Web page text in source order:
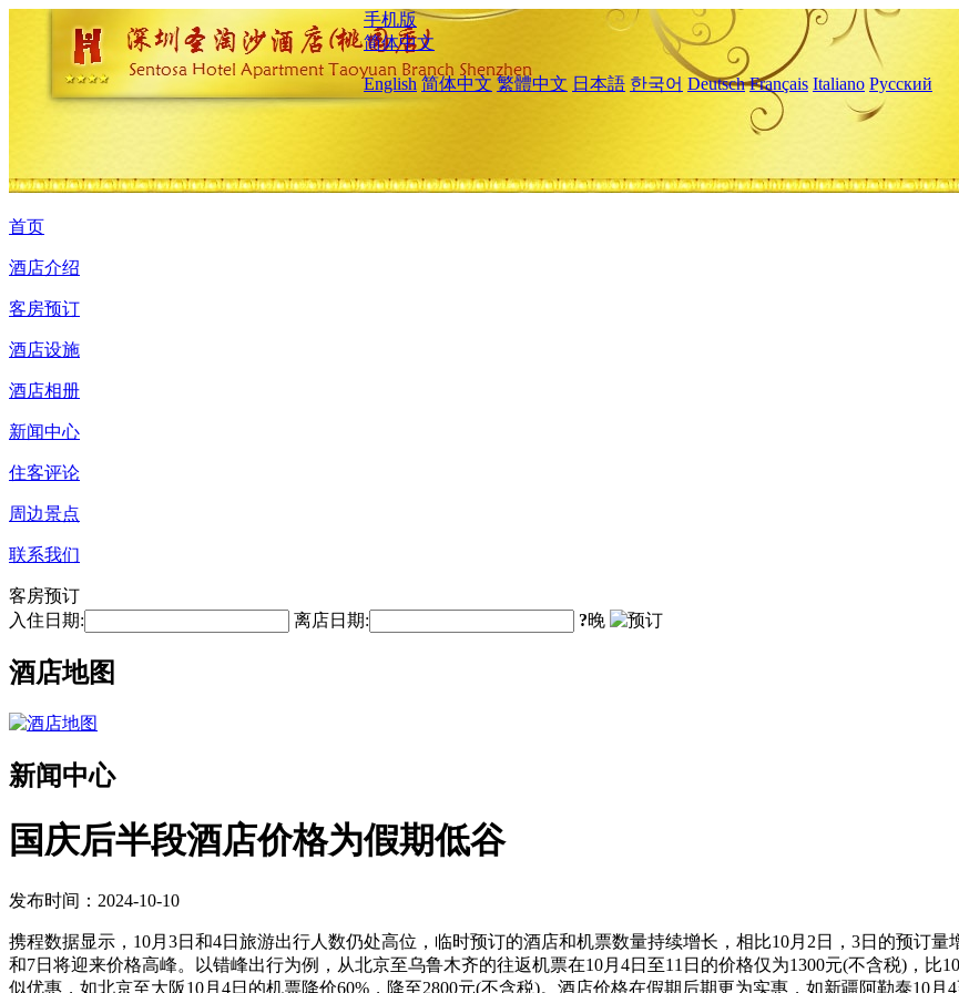
手机版
简体中文
English 简体中文 繁體中文 日本語 한국어 Deutsch Français Italiano Русский
首页
酒店介绍
客房预订
酒店设施
酒店相册
新闻中心
住客评论
周边景点
联系我们
客房预订
入住日期:
离店日期: ?晚
酒店地图
新闻中心
国庆后半段酒店价格为假期低谷
发布时间：2024-10-10
携程数据显示，10月3日和4日旅游出行人数仍处高位，临时预订的酒店和机票数量持续增长，相比10月2日，3日的预订
和7日将迎来价格高峰。以错峰出行为例，从北京至乌鲁木齐的往返机票在10月4日至11日的价格仅为1300元(不含税)，比
似优惠，如北京至大阪10月4日的机票降价60%，降至2800元(不含税)。酒店价格在假期后期更为实惠，如新疆阿勒泰10